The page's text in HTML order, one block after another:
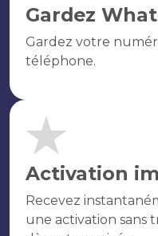
Gardez
Gardez votre
téléphone.
Activation
Recevez
une activation sans